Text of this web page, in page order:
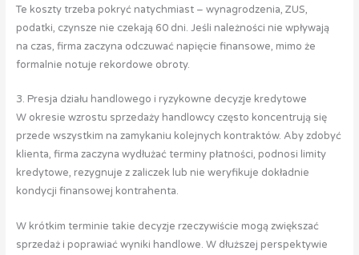
Te koszty trzeba pokryć natychmiast – wynagrodzenia, ZUS,
podatki, czynsze nie czekają 60 dni. Jeśli należności nie wpływają
na czas, firma zaczyna odczuwać napięcie finansowe, mimo że
formalnie notuje rekordowe obroty.
3. Presja działu handlowego i ryzykowne decyzje kredytowe
W okresie wzrostu sprzedaży handlowcy często koncentrują się
przede wszystkim na zamykaniu kolejnych kontraktów. Aby zdobyć
klienta, firma zaczyna wydłużać terminy płatności, podnosi limity
kredytowe, rezygnuje z zaliczek lub nie weryfikuje dokładnie
kondycji finansowej kontrahenta.
W krótkim terminie takie decyzje rzeczywiście mogą zwiększać
sprzedaż i poprawiać wyniki handlowe. W dłuższej perspektywie